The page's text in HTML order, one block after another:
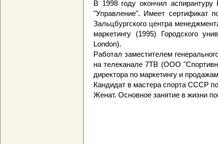
В 1998 году окончил
"Управление". Имеет сертификат
Зальцбургского центра
маркетингу (1995) Городского
London).
Работал заместителем
на телеканале 7ТВ (ООО
директора по маркетингу и
Кандидат в мастера спорта СССР
Женат. Основное занятие в жизни